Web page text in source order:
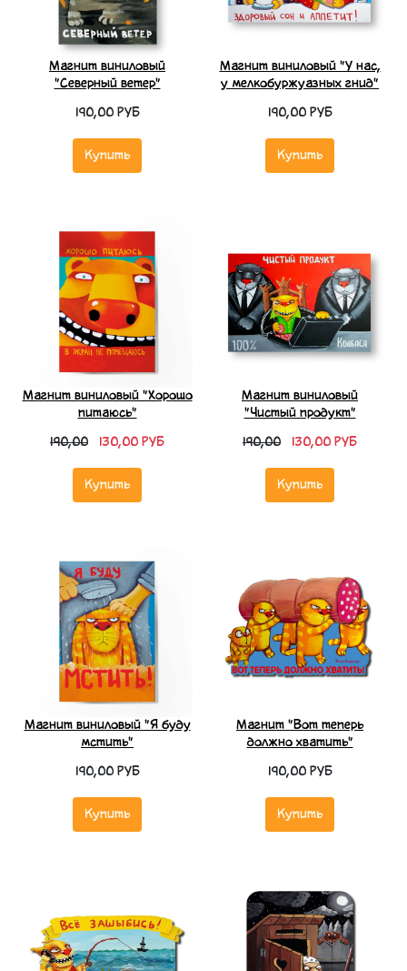
Магнит виниловый
"Северный ветер"
190,00 РУБ
Купить
Магнит виниловый "У нас,
у мелкобуржуазных гнид"
190,00 РУБ
Купить
Магнит виниловый "Хорошо
питаюсь"
190,00 130,00 РУБ
Купить
Магнит виниловый
"Чистый продукт"
190,00 130,00 РУБ
Купить
Магнит виниловый "Я буду
мстить"
190,00 РУБ
Купить
Магнит "Вот теперь
должно хватить"
190,00 РУБ
Купить